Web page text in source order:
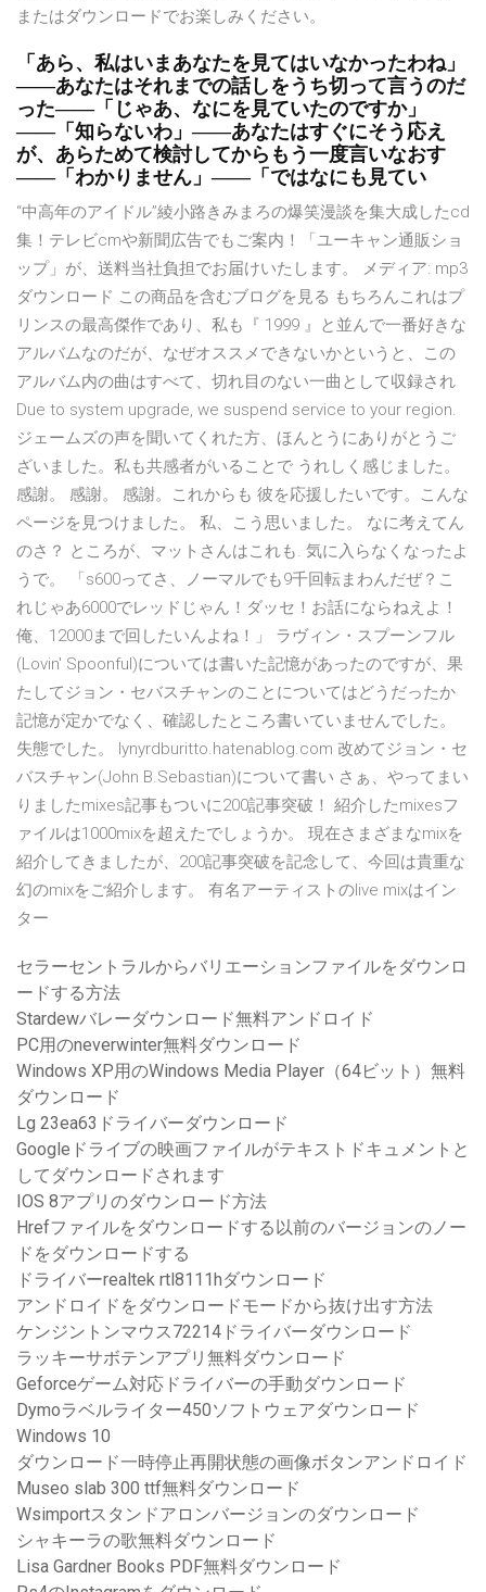
またはダウンロードでお楽しみください。
「あら、私はいまあなたを見てはいなかったわね」
――あなたはそれまでの話しをうち切って言うのだ
った――「じゃあ、なにを見ていたのですか」
――「知らないわ」――あなたはすぐにそう応え
が、あらためて検討してからもう一度言いなおす
――「わかりません」――「ではなにも見てい
“中高年のアイドル”綾小路きみまろの爆笑漫談を集大成したcd
集！テレビcmや新聞広告でもご案内！「ユーキャン通販ショ
ップ」が、送料当社負担でお届けいたします。 メディア: mp3
ダウンロード この商品を含むブログを見る もちろんこれはプ
リンスの最高傑作であり、私も『 1999 』と並んで一番好きな
アルバムなのだが、なぜオススメできないかというと、この
アルバム内の曲はすべて、切れ目のない一曲として収録され
Due to system upgrade, we suspend service to your region.
ジェームズの声を聞いてくれた方、ほんとうにありがとうご
ざいました。私も共感者がいることで うれしく感じました。
感謝。 感謝。 感謝。これからも 彼を応援したいです。こんな
ページを見つけました。 私、こう思いました。 なに考えてん
のさ？ ところが、マットさんはこれも. 気に入らなくなったよ
うで。 「s600ってさ、ノーマルでも9千回転まわんだぜ？こ
れじゃあ6000でレッドじゃん！ダッセ！お話にならねえよ！
俺、12000まで回したいんよね！」 ラヴィン・スプーンフル
(Lovin' Spoonful)については書いた記憶があったのですが、果
たしてジョン・セバスチャンのことについてはどうだったか
記憶が定かでなく、確認したところ書いていませんでした。
失態でした。 lynyrdburitto.hatenablog.com 改めてジョン・セ
バスチャン(John B.Sebastian)について書い さぁ、やってまい
りましたmixes記事もついに200記事突破！ 紹介したmixesフ
ァイルは1000mixを超えたでしょうか。 現在さまざまなmixを
紹介してきましたが、200記事突破を記念して、今回は貴重な
幻のmixをご紹介します。 有名アーティストのlive mixはイン
ター
セラーセントラルからバリエーションファイルをダウンロ
ードする方法
Stardewバレーダウンロード無料アンドロイド
PC用のneverwinter無料ダウンロード
Windows XP用のWindows Media Player（64ビット）無料
ダウンロード
Lg 23ea63ドライバーダウンロード
Googleドライブの映画ファイルがテキストドキュメントと
してダウンロードされます
IOS 8アプリのダウンロード方法
Hrefファイルをダウンロードする以前のバージョンのノー
ドをダウンロードする
ドライバーrealtek rtl8111hダウンロード
アンドロイドをダウンロードモードから抜け出す方法
ケンジントンマウス72214ドライバーダウンロード
ラッキーサボテンアプリ無料ダウンロード
Geforceゲーム対応ドライバーの手動ダウンロード
Dymoラベルライター450ソフトウェアダウンロード
Windows 10
ダウンロード一時停止再開状態の画像ボタンアンドロイド
Museo slab 300 ttf無料ダウンロード
Wsimportスタンドアロンバージョンのダウンロード
シャキーラの歌無料ダウンロード
Lisa Gardner Books PDF無料ダウンロード